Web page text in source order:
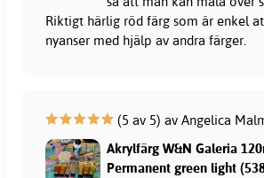
Riktigt härlig röd färg som är enkel
nyanser med hjälp av andra färger.
(5 av 5) av Angelica
Akrylfärg W&N Galeria
Permanent green light